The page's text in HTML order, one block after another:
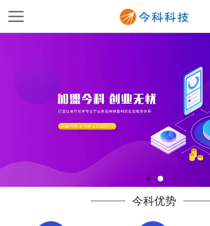
今科优势